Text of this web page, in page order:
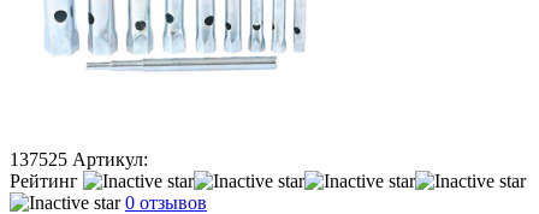
137525 Артикул:
Рейтинг
0 отзывов